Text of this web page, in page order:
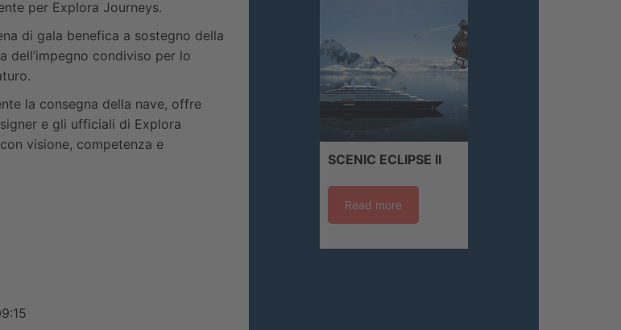
per Explora Journeys.
di gala benefica a sostegno della
dell’impegno condiviso per lo
la consegna della nave, offre
e gli ufficiali di Explora
visione, competenza e
SCENIC ECLIPSE II
Read more